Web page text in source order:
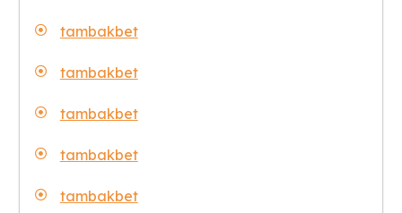
tambakbet
tambakbet
tambakbet
tambakbet
tambakbet